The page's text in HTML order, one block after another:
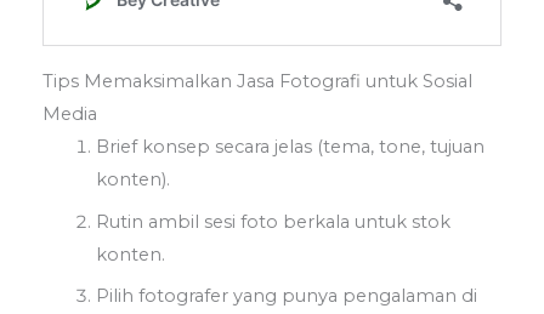
Tips Memaksimalkan Jasa Fotografi untuk Sosial
Media
Brief konsep secara jelas (tema, tone, tujuan
konten).
Rutin ambil sesi foto berkala untuk stok
konten.
Pilih fotografer yang punya pengalaman di